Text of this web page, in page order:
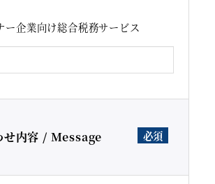
ー企業向け総合税務サービス
せ内容 / Message